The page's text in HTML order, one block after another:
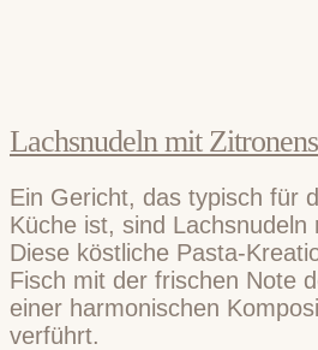
Lachsnudeln mit
Ein Gericht, das typisch für
Küche ist, sind Lachsnudeln
Diese köstliche Pasta-
Fisch mit der frischen Note
einer harmonischen
verführt.